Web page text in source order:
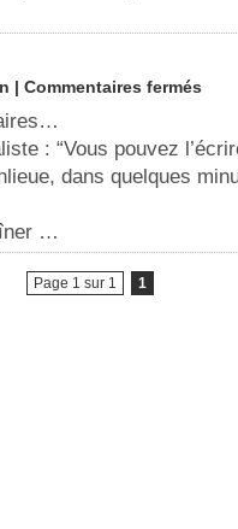
| Commentaires fermés
: “Vous pouvez
dans quelques
…
Page 1 sur 1 1